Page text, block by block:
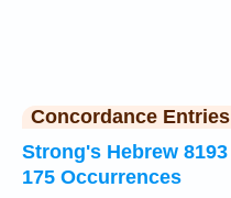
Concordance Entries
Strong's Hebrew 8193
175 Occurrences